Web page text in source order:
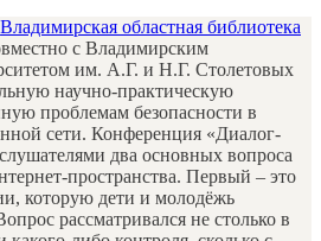
Владимирская областная библиотека
с Владимирским
им. А.Г. и Н.Г. Столетовых
научно-практическую
проблемам безопасности в
сети. Конференция «Диалог-
два основных вопроса
пространства. Первый – это
которую дети и молодёжь
рассматривался не столько в